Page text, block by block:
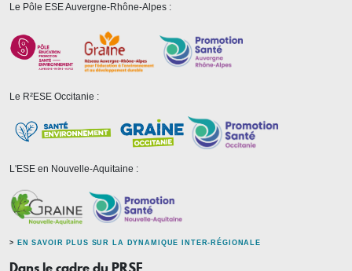
Le Pôle ESE Auvergne-Rhône-Alpes :
Le R²ESE Occitanie :
L'ESE en Nouvelle-Aquitaine :
> EN SAVOIR PLUS SUR LA DYNAMIQUE INTER-RÉGIONALE